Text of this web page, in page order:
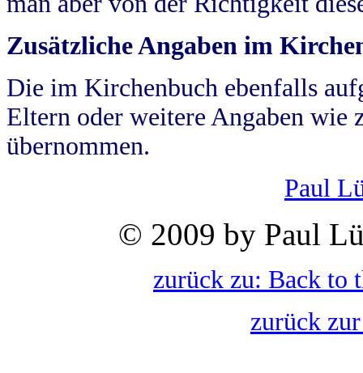
Zusätzliche Angaben im
Die im Kirchenbuch ebenfalls
Eltern oder weitere Angaben wie
übernommen.
Paul
© 2009 by Paul
zurück zu: Back to
zurück